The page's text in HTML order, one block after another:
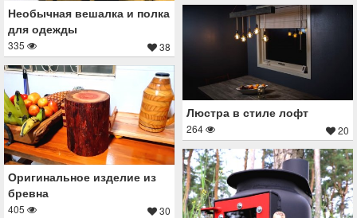
Необычная вешалка и полка
для одежды
335 38
Люстра в стиле лофт
264 20
Оригинальное изделие из
бревна
405 30